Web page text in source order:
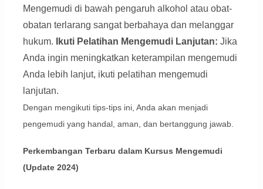
Mengemudi di bawah pengaruh alkohol atau obat-
obatan terlarang sangat berbahaya dan melanggar
hukum.
Ikuti Pelatihan Mengemudi Lanjutan: Jika
Anda ingin meningkatkan keterampilan mengemudi
Anda lebih lanjut, ikuti pelatihan mengemudi
lanjutan.
Dengan mengikuti tips-tips ini, Anda akan menjadi
pengemudi yang handal, aman, dan bertanggung jawab.
Perkembangan Terbaru dalam Kursus Mengemudi
(Update 2024)